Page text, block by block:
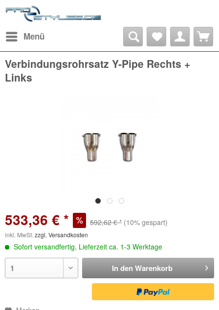
Menü
Verbindungsrohrsatz Y-Pipe Rechts +
Links
533,36 € * 592,62 € * (10% gespart)
inkl. MwSt. zzgl. Versandkosten
Sofort versandfertig, Lieferzeit ca. 1-3 Werktage
In den Warenkorb